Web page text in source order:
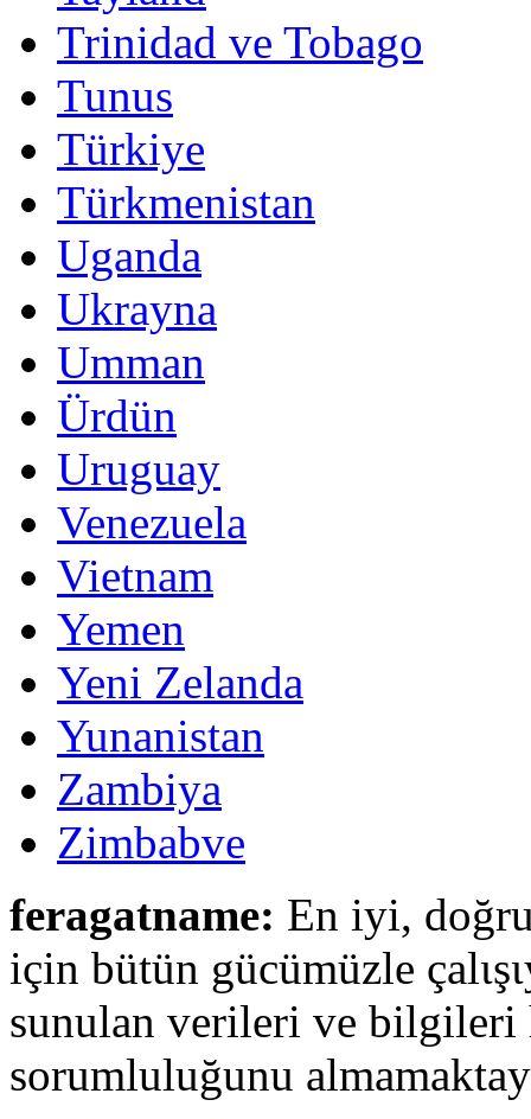
Trinidad ve Tobago
Tunus
Türkiye
Türkmenistan
Uganda
Ukrayna
Umman
Ürdün
Uruguay
Venezuela
Vietnam
Yemen
Yeni Zelanda
Yunanistan
Zambiya
Zimbabve
feragatname: En iyi,
için bütün gücümüzle
sunulan verileri ve bilgileri
sorumluluğunu